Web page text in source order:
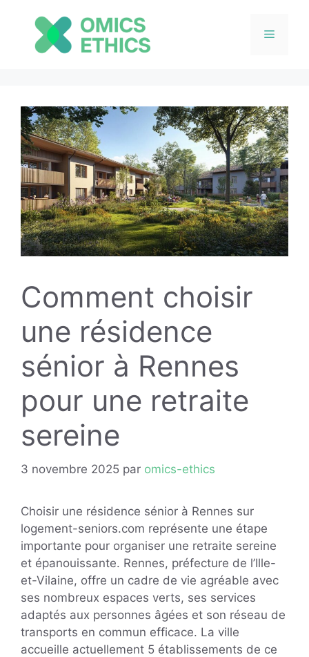
contenu
Menu
Comment choisir
une résidence
sénior à Rennes
pour une retraite
sereine
3 novembre 2025 par omics-ethics
Choisir une résidence sénior à Rennes sur
logement-seniors.com représente une étape
importante pour organiser une retraite sereine
et épanouissante. Rennes, préfecture de l’Ille-
et-Vilaine, offre un cadre de vie agréable avec
ses nombreux espaces verts, ses services
adaptés aux personnes âgées et son réseau de
transports en commun efficace. La ville
accueille actuellement 5 établissements de ce